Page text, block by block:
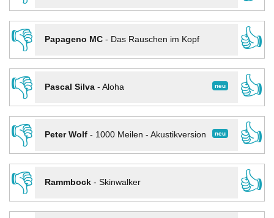
👎
Papageno MC- Das Rauschen im Kopf
👍
👎
neu
Pascal Silva- Aloha
👍
👎
neu
Peter Wolf- 1000 Meilen - Akustikversion
👍
👎
Rammbock- Skinwalker
👍